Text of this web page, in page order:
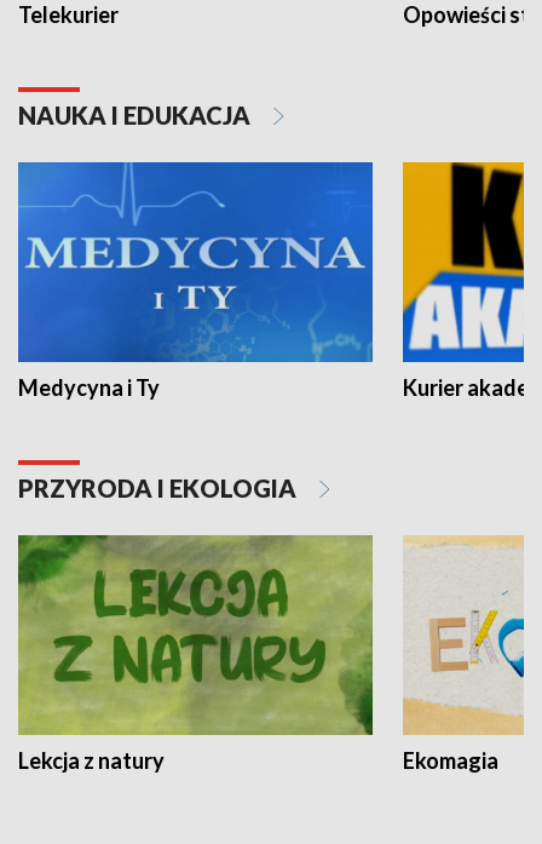
Telekurier Opowieści
NAUKA I EDUKACJA
Medycyna i Ty Kurier
PRZYRODA I EKOLOGIA
Lekcja z natury Ekomagia